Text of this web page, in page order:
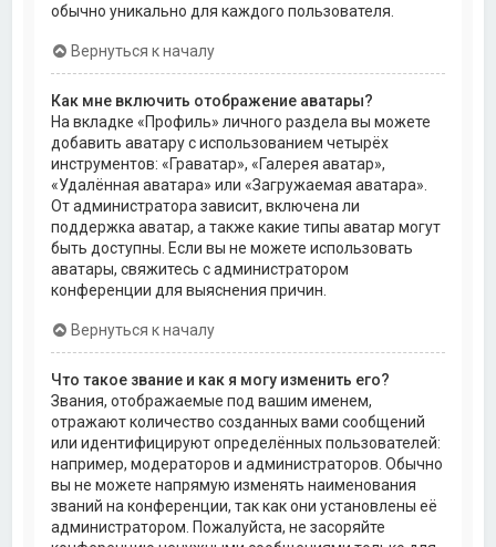
обычно уникально для каждого пользователя.
Вернуться к началу
Как мне включить отображение аватары?
На вкладке «Профиль» личного раздела вы можете
добавить аватару с использованием четырёх
инструментов: «Граватар», «Галерея аватар»,
«Удалённая аватара» или «Загружаемая аватара».
От администратора зависит, включена ли
поддержка аватар, а также какие типы аватар могут
быть доступны. Если вы не можете использовать
аватары, свяжитесь с администратором
конференции для выяснения причин.
Вернуться к началу
Что такое звание и как я могу изменить его?
Звания, отображаемые под вашим именем,
отражают количество созданных вами сообщений
или идентифицируют определённых пользователей:
например, модераторов и администраторов. Обычно
вы не можете напрямую изменять наименования
званий на конференции, так как они установлены её
администратором. Пожалуйста, не засоряйте